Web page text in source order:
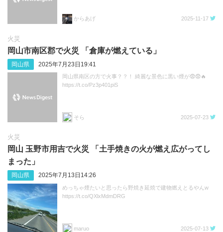
からあげ 2025-11-17
火災
岡山市南区郡で火災 「倉庫が燃えている」
岡山県 2025年7月23日19:41
岡山県南区の方で火事？？！ 綺麗な景色に黒い煙が😨😨🔥
https://t.co/Pz3p401piS
そら 2025-07-23
火災
岡山 玉野市用吉で火災 「土手焼きの火が燃え広がってし
まった」
岡山県 2025年7月13日14:26
めっちゃ煙たいと思ったら野焼き延焼で建物燃えとるやんw
https://t.co/QXlxMdmDRG
maruo 2025-07-13